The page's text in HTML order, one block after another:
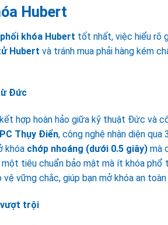
Hubert
khóa Hubert tốt nhất, việc hiểu rõ
Hubert và tránh mua phải hàng kém
Đức
hợp hoàn hảo giữa kỹ thuật Đức và
Thụy Điển, công nghệ nhận diện
khóa chớp nhoáng (dưới 0.5 giây) mà
tiêu chuẩn bảo mật mà ít khóa phổ
vững chắc, giúp bạn mở khóa an
vượt trội